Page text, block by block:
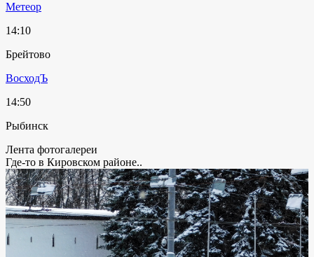
Метеор
14:10
Брейтово
ВосходЪ
14:50
Рыбинск
Лента фотогалереи
Где-то в Кировском районе..